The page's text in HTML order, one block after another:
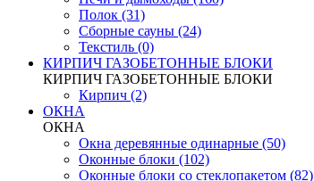
Полок (31)
Сборные сауны (24)
Текстиль (0)
КИРПИЧ ГАЗОБЕТОННЫЕ БЛОКИ
КИРПИЧ ГАЗОБЕТОННЫЕ БЛОКИ
Кирпич (2)
ОКНА
ОКНА
Окна деревянные одинарные (50)
Оконные блоки (102)
Оконные блоки со стеклопакетом (82)